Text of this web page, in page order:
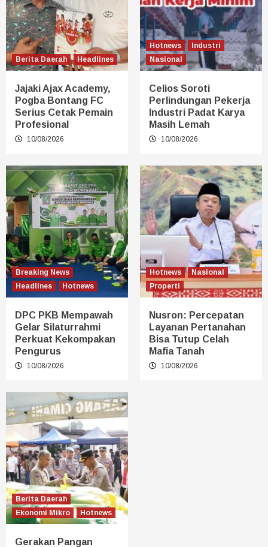
Berita Daerah Headlines
Jajaki Ajax Academy,
Pogba Bontang FC
Serius Cetak Pemain
Profesional
10/08/2026
Hotnews
Industri
Nasional
Celios Soroti
Perlindungan Pekerja
Industri Padat Karya
Masih Lemah
10/08/2026
Breaking News
Headlines
Hotnews
DPC PKB Mempawah
Gelar Silaturrahmi
Perkuat Kekompakan
Pengurus
10/08/2026
Hotnews
Nasional
Properti
Nusron: Percepatan
Layanan Pertanahan
Bisa Tutup Celah
Mafia Tanah
10/08/2026
Berita Daerah
Ekonomi Mikro
Hotnews
Gerakan Pangan